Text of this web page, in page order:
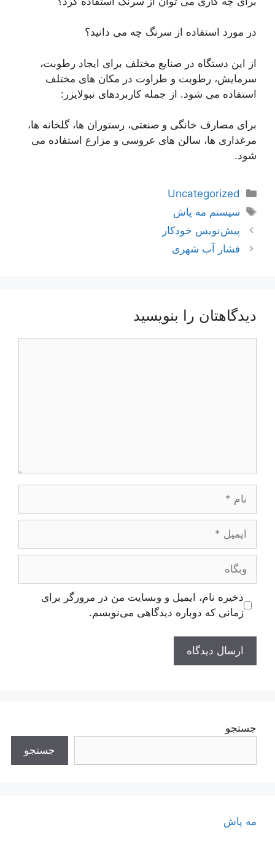
در مورد استفاده از سرنگ چه می دانید؟
از این دستگاه در صنایع مختلف برای ایجاد رطوبت،
سرمایش، رطوبت و طراوت در مکان های مختلف
استفاده می شود. از جمله کاربردهای نبولایزر:
برای مصارف خانگی و صنعتی، رستوران ها، گلخانه ها،
مرغداری ها، سالن های عروسی و مزارع استفاده می
شود.
دسته‌ها
Uncategorized
برچسب‌ها
سیستم مه پاش
ناوبری
نوشته‌ها
پیش‌نویس خودکار
فشار آب شهری
دیدگاهتان را بنویسید
ایمیل
وبگاه
ذخیره نام، ایمیل و وبسایت من در مرورگر برای
زمانی که دوباره دیدگاهی می‌نویسم.
جستجو
جستجو
مه پاش